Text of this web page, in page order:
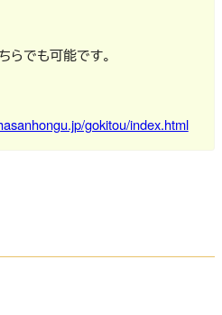
らでも可能です。
gokitou/index.html